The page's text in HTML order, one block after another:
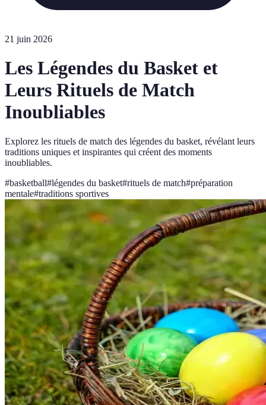
21 juin 2026
Les Légendes du Basket et
Leurs Rituels de Match
Inoubliables
Explorez les rituels de match des légendes du basket, révélant leurs
traditions uniques et inspirantes qui créent des moments
inoubliables.
#basketball#légendes du basket#rituels de match#préparation
mentale#traditions sportives